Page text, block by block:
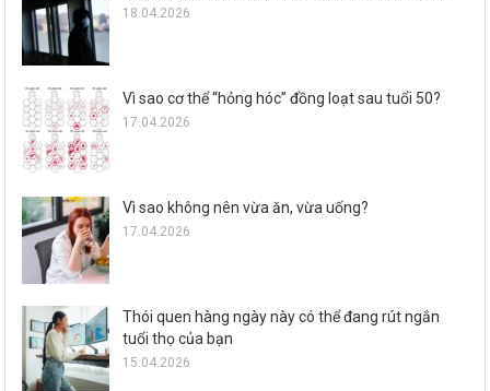
18.04.2026
Vì sao cơ thể “hỏng hóc” đồng loạt sau tuổi 50?
17.04.2026
Vì sao không nên vừa ăn, vừa uống?
17.04.2026
Thói quen hàng ngày này có thể đang rút ngắn
tuổi thọ của bạn
15.04.2026